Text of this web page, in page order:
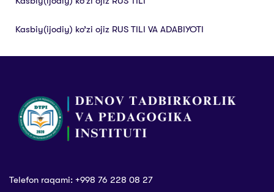
Kasbiy(ijodiy) ko’zi ojiz RUS TILI VA ADABIYOTI
Telefon raqami: +998 76 228 08 27